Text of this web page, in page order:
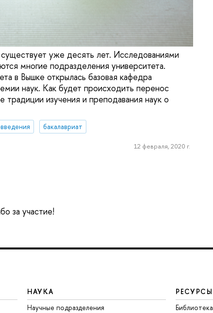
уже десять лет. Исследованиями
многие подразделения университета.
в Вышке открылась базовая кафедра
наук. Как будет происходить перенос
изучения и преподавания наук о
бакалавриат
12 февраля, 2020 г.
за участие!
НАУКА
Научные подразделения
РЕСУРСЫ
Библиотека